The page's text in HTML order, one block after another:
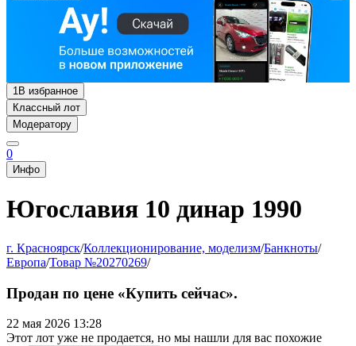
1В избранное
Классный лот
Модератору
0
Инфо
Югославия 10 динар 1990
г. Красноярск/Коллекционирование, моделизм/Банкноты/
Европа/Товар №20270269/
Продан по цене «Купить сейчас».
22 мая 2026 13:28
Этот лот уже не продается, но мы нашли для вас похожие